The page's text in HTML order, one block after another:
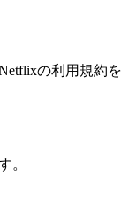
の利用規約を
。